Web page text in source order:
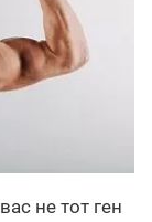
не тот ген